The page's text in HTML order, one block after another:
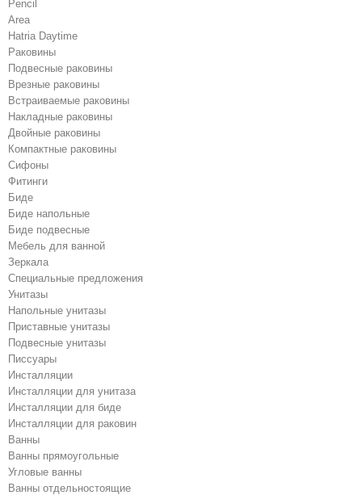
Pencil
Area
Hatria Daytime
Раковины
Подвесные раковины
Врезные раковины
Встраиваемые раковины
Накладные раковины
Двойные раковины
Компактные раковины
Сифоны
Фитинги
Биде
Биде напольные
Биде подвесные
Мебель для ванной
Зеркала
Специальные предложения
Унитазы
Напольные унитазы
Приставные унитазы
Подвесные унитазы
Писсуары
Инсталляции
Инсталляции для унитаза
Инсталляции для биде
Инсталляции для раковин
Ванны
Ванны прямоугольные
Угловые ванны
Ванны отдельностоящие